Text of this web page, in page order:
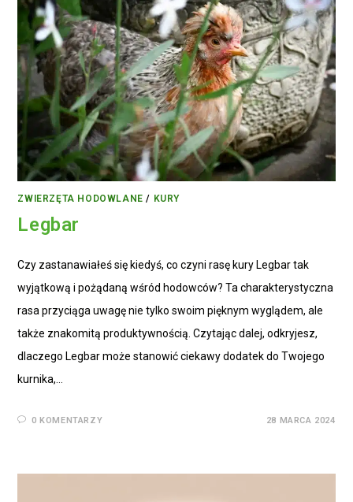
ZWIERZĘTA HODOWLANE / KURY
Legbar
Czy zastanawiałeś się kiedyś, co czyni rasę kury Legbar tak
wyjątkową i pożądaną wśród hodowców? Ta charakterystyczna
rasa przyciąga uwagę nie tylko swoim pięknym wyglądem, ale
także znakomitą produktywnością. Czytając dalej, odkryjesz,
dlaczego Legbar może stanowić ciekawy dodatek do Twojego
kurnika,…
0 KOMENTARZY 28 MARCA 2024